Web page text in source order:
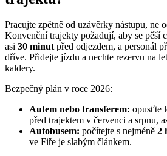
Pracujte zpětně od uzávěrky nástupu, ne
Konvenční trajekty požadují, aby se pěší
asi 30 minut před odjezdem, a personál
dříve. Přidejte jízdu a nechte rezervu na
kaldery.
Bezpečný plán v roce 2026:
Autem nebo transferem: opusťte
před trajektem v červenci a srpnu,
Autobusem: počítejte s nejméně 2
ve Fiře je slabým článkem.